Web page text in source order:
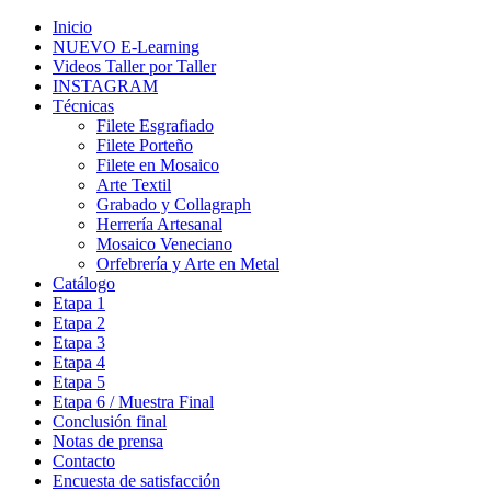
Inicio
NUEVO E-Learning
Videos Taller por Taller
INSTAGRAM
Técnicas
Filete Esgrafiado
Filete Porteño
Filete en Mosaico
Arte Textil
Grabado y Collagraph
Herrería Artesanal
Mosaico Veneciano
Orfebrería y Arte en Metal
Catálogo
Etapa 1
Etapa 2
Etapa 3
Etapa 4
Etapa 5
Etapa 6 / Muestra Final
Conclusión final
Notas de prensa
Contacto
Encuesta de satisfacción